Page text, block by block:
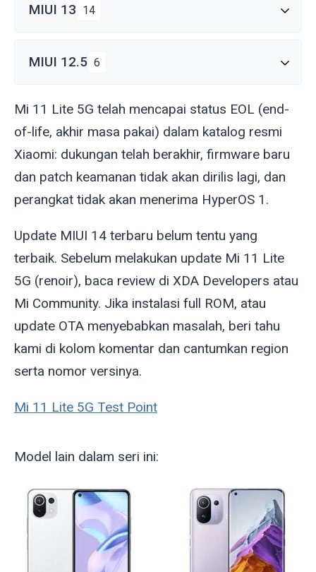
MIUI 13 14
MIUI 12.5 6
Mi 11 Lite 5G telah mencapai status EOL (end-
of-life, akhir masa pakai) dalam katalog resmi
Xiaomi: dukungan telah berakhir, firmware baru
dan patch keamanan tidak akan dirilis lagi, dan
perangkat tidak akan menerima HyperOS 1.
Update MIUI 14 terbaru belum tentu yang
terbaik. Sebelum melakukan update Mi 11 Lite
5G (renoir), baca review di XDA Developers atau
Mi Community. Jika instalasi full ROM, atau
update OTA menyebabkan masalah, beri tahu
kami di kolom komentar dan cantumkan region
serta nomor versinya.
Mi 11 Lite 5G Test Point
Model lain dalam seri ini: